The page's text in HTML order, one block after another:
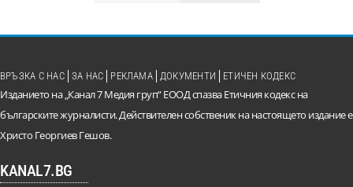
Изданието на „Канал 7 Медия груп“ ЕООД спазва Етичния кодекс на
българските журналисти. Действителен собственик на настоящето издание е
Христо Георгиев Гешов.
KANAL7.BG
ВРЪЗКА С НАС ЗА НАС РЕКЛАМА ДОКУМЕНТИ ЕТИЧЕН КОДЕКС